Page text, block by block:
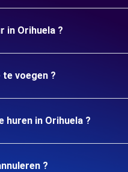
in Orihuela ?
voegen ?
in Orihuela ?
?